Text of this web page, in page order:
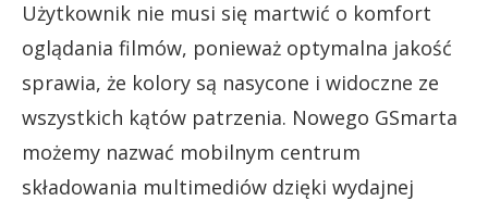
Użytkownik nie musi się martwić o komfort
oglądania filmów, ponieważ optymalna jakość
sprawia, że kolory są nasycone i widoczne ze
wszystkich kątów patrzenia. Nowego GSmarta
możemy nazwać mobilnym centrum
składowania multimediów dzięki wydajnej